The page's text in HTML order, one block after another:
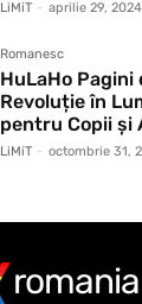
LiMiT - aprilie 29, 2024
Romanesc
HuLaHo Pagini
Revoluție în
pentru Copii și
LiMiT - octombrie 31,
romania